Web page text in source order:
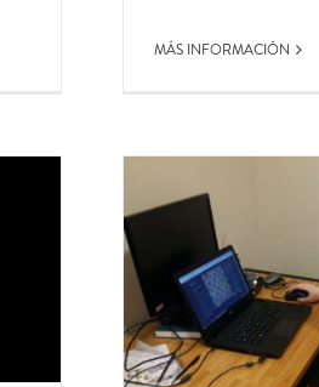
MÁS INFORMACIÓN